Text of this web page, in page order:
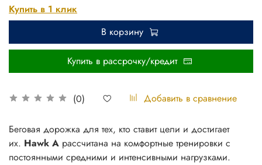
(0) Добавить в сравнение
Купить в 1 клик
В корзину
Купить в рассрочку/кредит
Беговая дорожка для тех, кто ставит цели и достигает
их. Hawk A рассчитана на комфортные тренировки с
постоянными средними и интенсивными нагрузками.